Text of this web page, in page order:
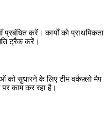
प्रबंधित करें। कार्यों को प्राथमिकता
ट्रैक करें।
को सुधारने के लिए टीम वर्कफ़्लो मैप
काम कर रहा है।